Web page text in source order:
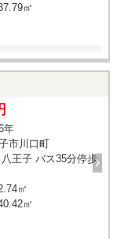
㎡
年
市川口町
八王子 バス35分停歩
㎡
㎡